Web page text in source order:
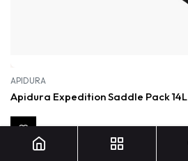
APIDURA
Apidura Expedition Saddle Pack 14L
159,99€